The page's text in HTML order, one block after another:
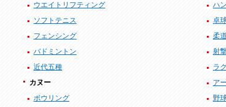
ウエイトリフティング
ハ
ソフトテニス
卓
フェンシング
柔道
バドミントン
射
近代五種
ラ
カヌー
ア
ボウリング
野